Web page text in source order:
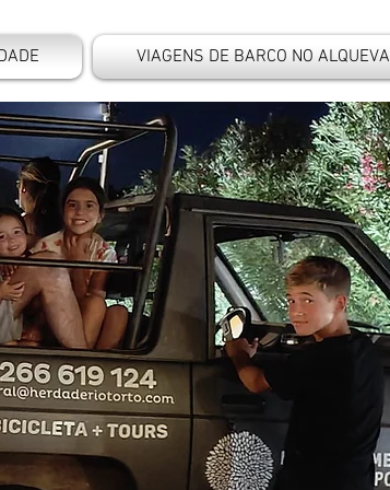
VIAGENS DE BARCO NO ALQUEVA